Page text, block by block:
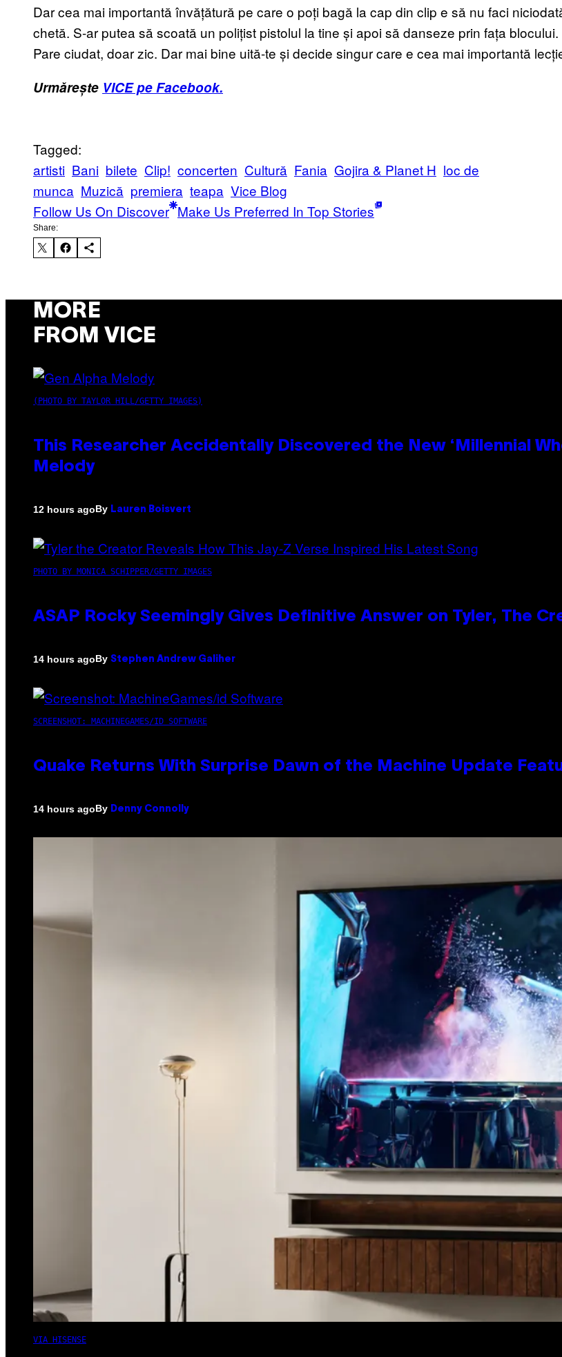
Dar cea mai importantă învățătură pe care o poți bagă la cap din clip e să nu faci
chetă. S-ar putea să scoată un polițist pistolul la tine și apoi să danseze prin fața blocului.
Pare ciudat, doar zic. Dar mai bine uită-te și decide singur care e cea mai importantă
Urmărește VICE pe Facebook.
Tagged:
artisti Bani bilete Clip! concerten Cultură Fania Gojira & Planet H loc de
munca Muzică premiera teapa Vice Blog
Follow Us On Discover Make Us Preferred In Top Stories
Share:
MORE
FROM VICE
(PHOTO BY TAYLOR HILL/GETTY IMAGES)
This Researcher Accidentally Discovered the New ‘Millennial
Melody
12 hours agoBy Lauren Boisvert
PHOTO BY MONICA SCHIPPER/GETTY IMAGES
ASAP Rocky Seemingly Gives Definitive Answer on Tyler, The
14 hours agoBy Stephen Andrew Galiher
SCREENSHOT: MACHINEGAMES/ID SOFTWARE
Quake Returns With Surprise Dawn of the Machine Update
14 hours agoBy Denny Connolly
VIA HISENSE